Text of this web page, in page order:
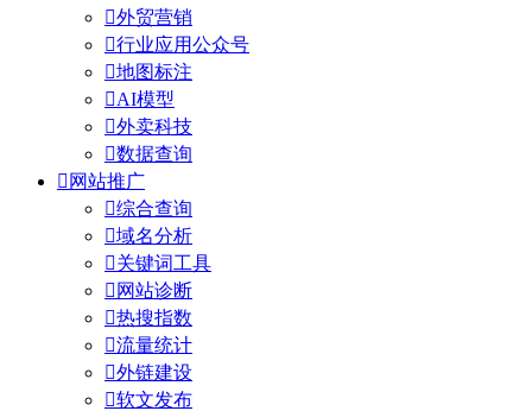
外贸营销
行业应用公众号
地图标注
AI模型
外卖科技
数据查询
 网站推广
综合查询
域名分析
关键词工具
 网站诊断
热搜指数
流量统计
外链建设
软文发布